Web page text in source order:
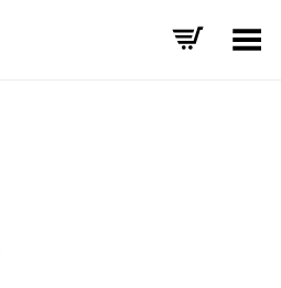
Basculer le menu